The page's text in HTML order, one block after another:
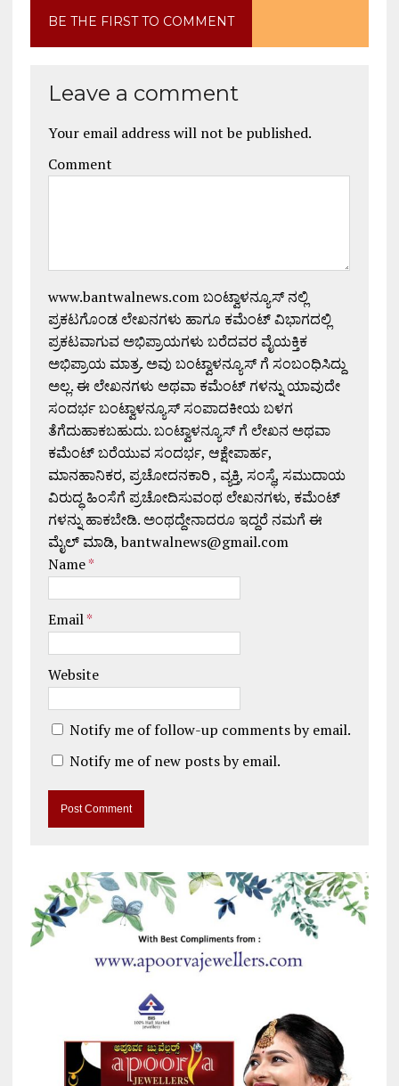
BE THE FIRST TO COMMENT
Leave a comment
Your email address will not be published.
Comment
www.bantwalnews.com ಬಂಟ್ವಾಳನ್ಯೂಸ್ ನಲ್ಲಿ
ಪ್ರಕಟಗೊಂಡ ಲೇಖನಗಳು ಹಾಗೂ ಕಮೆಂಟ್ ವಿಭಾಗದಲ್ಲಿ
ಪ್ರಕಟವಾಗುವ ಅಭಿಪ್ರಾಯಗಳು ಬರೆದವರ ವೈಯಕ್ತಿಕ
ಅಭಿಪ್ರಾಯ ಮಾತ್ರ. ಅವು ಬಂಟ್ವಾಳನ್ಯೂಸ್ ಗೆ ಸಂಬಂಧಿಸಿದ್ದು
ಅಲ್ಲ. ಈ ಲೇಖನಗಳು ಅಥವಾ ಕಮೆಂಟ್ ಗಳನ್ನು ಯಾವುದೇ
ಸಂದರ್ಭ ಬಂಟ್ವಾಳನ್ಯೂಸ್ ಸಂಪಾದಕೀಯ ಬಳಗ
ತೆಗೆದುಹಾಕಬಹುದು. ಬಂಟ್ವಾಳನ್ಯೂಸ್ ಗೆ ಲೇಖನ ಅಥವಾ
ಕಮೆಂಟ್ ಬರೆಯುವ ಸಂದರ್ಭ, ಆಕ್ಷೇಪಾರ್ಹ,
ಮಾನಹಾನಿಕರ, ಪ್ರಚೋದನಕಾರಿ , ವ್ಯಕ್ತಿ, ಸಂಸ್ಥೆ, ಸಮುದಾಯ
ವಿರುದ್ಧ ಹಿಂಸೆಗೆ ಪ್ರಚೋದಿಸುವಂಥ ಲೇಖನಗಳು, ಕಮೆಂಟ್
ಗಳನ್ನು ಹಾಕಬೇಡಿ. ಅಂಥದ್ದೇನಾದರೂ ಇದ್ದರೆ ನಮಗೆ ಈ
ಮೈಲ್ ಮಾಡಿ, bantwalnews@gmail.com
Name*
Email*
Website
Notify me of follow-up comments by email.
Notify me of new posts by email.
t
e
r